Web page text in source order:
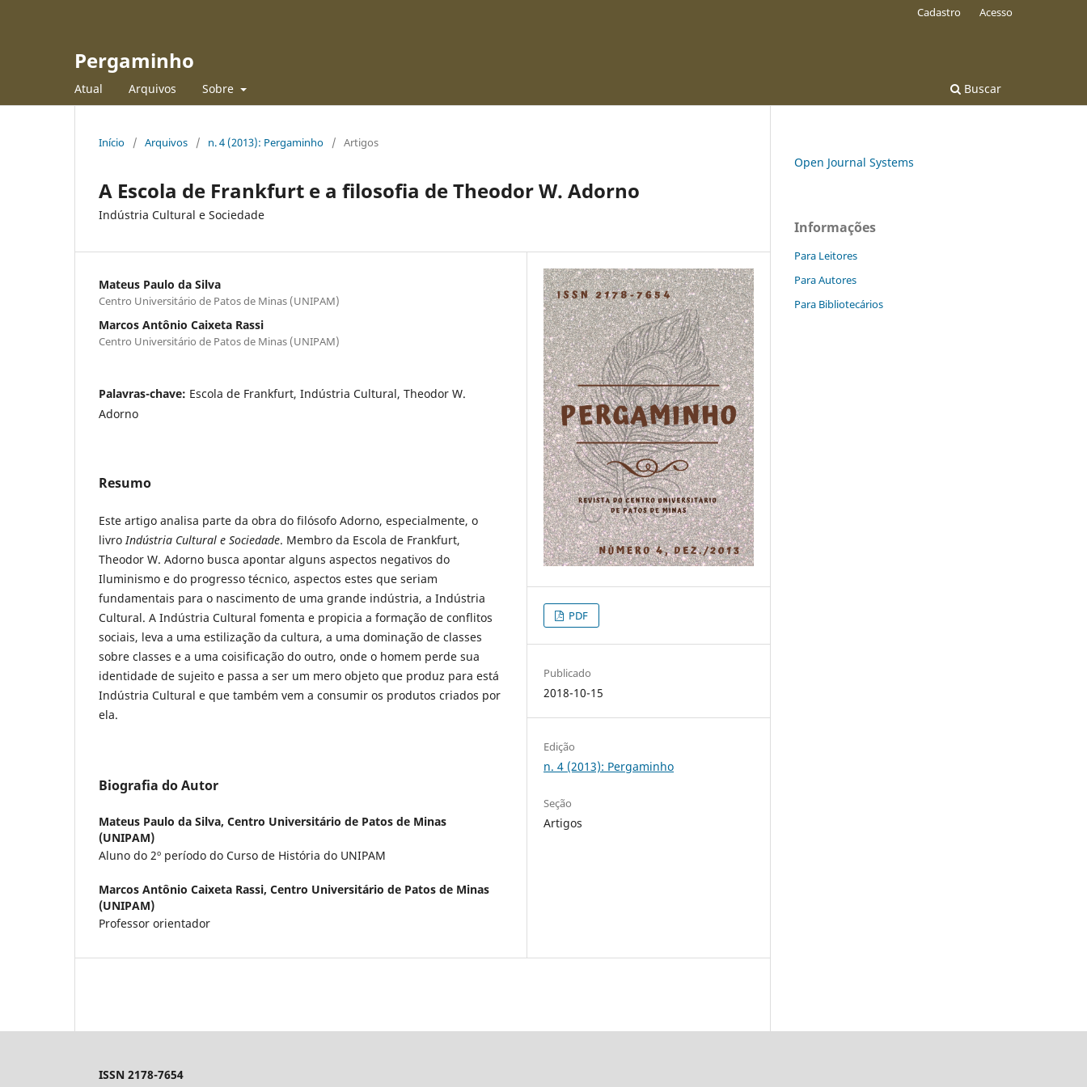
Pergaminho
Atual Arquivos Sobre Buscar
Cadastro Acesso
Início / Arquivos / n. 4 (2013): Pergaminho / Artigos
A Escola de Frankfurt e a filosofia de Theodor W. Adorno
Indústria Cultural e Sociedade
Mateus Paulo da Silva
Centro Universitário de Patos de Minas (UNIPAM)
Marcos Antônio Caixeta Rassi
Centro Universitário de Patos de Minas (UNIPAM)
Palavras-chave: Escola de Frankfurt, Indústria Cultural, Theodor W.
Adorno
Resumo
Este artigo analisa parte da obra do filósofo Adorno, especialmente, o
livroIndústria Cultural e Sociedade. Membro da Escola de Frankfurt,
Theodor W. Adorno busca apontar alguns aspectos negativos do
Iluminismo e do progresso técnico, aspectos estes que seriam
fundamentais para o nascimento de uma grande indústria, a Indústria
Cultural. A Indústria Cultural fomenta e propicia a formação de conflitos
sociais, leva a uma estilização da cultura, a uma dominação de classes
sobre classes e a uma coisificação do outro, onde o homem perde sua
identidade de sujeito e passa a ser um mero objeto que produz para está
Indústria Cultural e que também vem a consumir os produtos criados por
ela.
Biografia do Autor
Mateus Paulo da Silva, Centro Universitário de Patos de Minas
(UNIPAM)
Aluno do 2º período do Curso de História do UNIPAM
Marcos Antônio Caixeta Rassi, Centro Universitário de Patos de Minas
(UNIPAM)
Professor orientador
PDF
Publicado
2018-10-15
Edição
n. 4 (2013): Pergaminho
Seção
Artigos
Open Journal Systems
Informações
Para Leitores
Para Autores
Para Bibliotecários
ISSN 2178-7654